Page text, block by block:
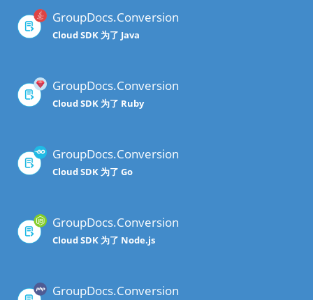
GroupDocs.Conversion
Cloud SDK 为了 Java
GroupDocs.Conversion
Cloud SDK 为了 Ruby
GroupDocs.Conversion
Cloud SDK 为了 Go
GroupDocs.Conversion
Cloud SDK 为了 Node.js
GroupDocs.Conversion